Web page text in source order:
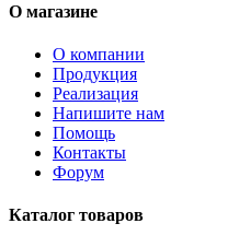
О магазине
О компании
Продукция
Реализация
Напишите нам
Помощь
Контакты
Форум
Каталог товаров